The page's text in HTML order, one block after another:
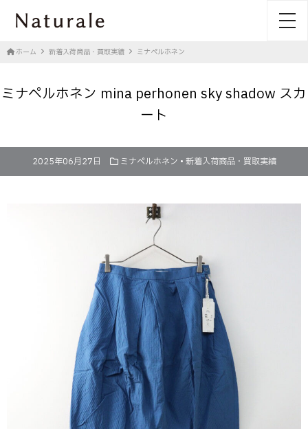
ホーム 新着入荷商品・買取実績 ミナペルホネン
ミナペルホネン mina perhonen sky shadow スカ
ート
2025年06月27日 ミナペルホネン • 新着入荷商品・買取実績